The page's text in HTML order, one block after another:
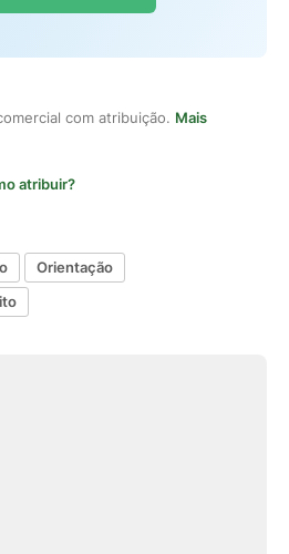
com atribuição. Mais
atribuir?
Orientação